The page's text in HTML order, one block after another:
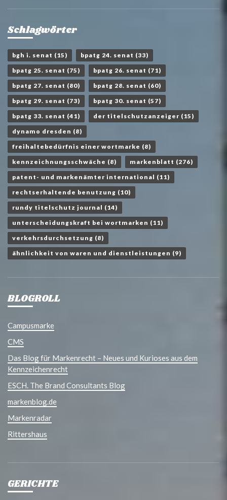
Schlagwörter
bgh i. senat (15) bpatg 24. senat (33)
bpatg 25. senat (75) bpatg 26. senat (71)
bpatg 27. senat (80) bpatg 28. senat (60)
bpatg 29. senat (73) bpatg 30. senat (57)
bpatg 33. senat (41) der titelschutzanzeiger (15)
dynamo dresden (8)
freihaltebedürfnis einer wortmarke (8)
kennzeichnungsschwäche (8) markenblatt (276)
patent- und markenämter international (11)
rechtserhaltende benutzung (10)
rundy titelschutz journal (14)
unterscheidungskraft bei wortmarken (11)
verkehrsdurchsetzung (8)
ähnlichkeit von waren und dienstleistungen (9)
BLOGROLL
Campusmarke
CMS
Das Blog für Markenrecht – Neues und Kurioses aus dem
Kennzeichenrecht
ESCH. The Brand Consultants Blog
markenblog.de
Markenradar
Rittershaus
GERICHTE